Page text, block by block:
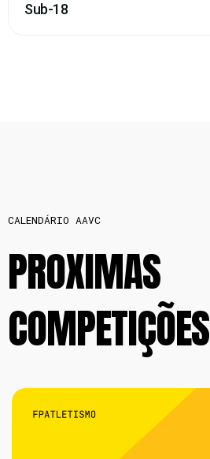
Sub-18
CALENDÁRIO AAVC
PROXIMAS
COMPETIÇÕES